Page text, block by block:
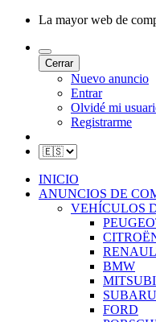
La mayor web de
Cerrar
Nuevo anuncio
Entrar
Olvidé mi
Registrarme
INICIO
ANUNCIOS DE
VEHÍCULOS
BMW
SUBARU
FORD